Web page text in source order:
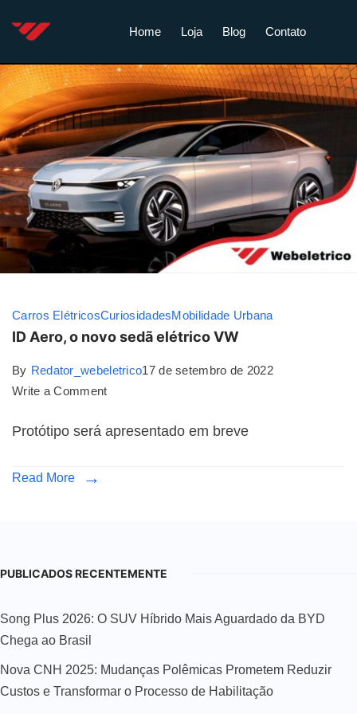
Home Loja Blog Contato
Carros ElétricosCuriosidadesMobilidade Urbana
ID Aero, o novo sedã elétrico VW
By Redator_webeletrico17 de setembro de 2022
Write a Comment
Protótipo será apresentado em breve
Read More
PUBLICADOS RECENTEMENTE
Song Plus 2026: O SUV Híbrido Mais Aguardado da BYD
Chega ao Brasil
Nova CNH 2025: Mudanças Polêmicas Prometem Reduzir
Custos e Transformar o Processo de Habilitação